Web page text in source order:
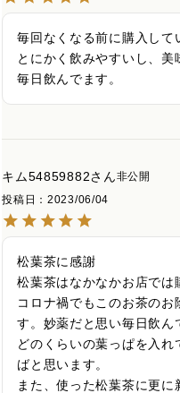
毎回なくなる前に購入して
とにかく飲みやすいし、美
毎日飲んでます。
キム54859882
非公開
投稿日
2023/06/04
松葉茶に感謝
松葉茶はなかなかお店では
コロナ禍でもこのお茶の
す。妙薬だと思い毎日飲ん
どのくらいの葉っぱを入
ばと思います。
また、使った松葉茶に更に